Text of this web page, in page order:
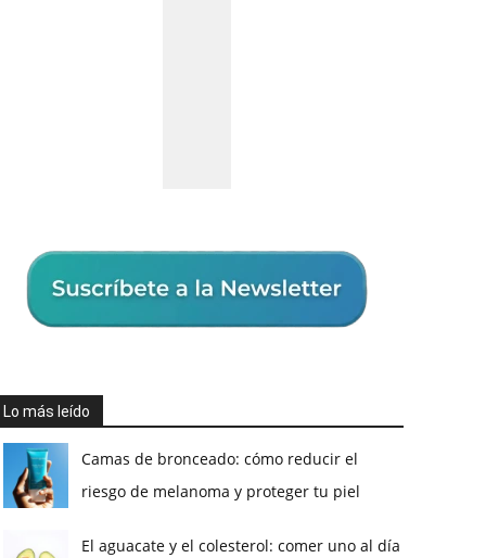
Lo más leído
Camas de bronceado: cómo reducir el
riesgo de melanoma y proteger tu piel
El aguacate y el colesterol: comer uno al día